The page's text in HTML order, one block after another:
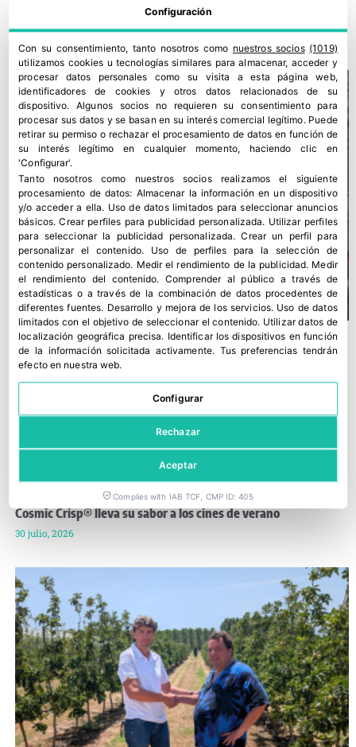
Asturiana de Fertilizantes defiende su continuidad en Avilés
30 julio, 2026
Cosmic Crisp® lleva su sabor a los cines de verano
30 julio, 2026
Configuración
Con su consentimiento, tanto nosotros como nuestros socios (1019)
utilizamos cookies u tecnologías similares para almacenar, acceder y
procesar datos personales como su visita a esta página web,
identificadores de cookies y otros datos relacionados de su
dispositivo. Algunos socios no requieren su consentimiento para
procesar sus datos y se basan en su interés comercial legítimo. Puede
retirar su permiso o rechazar el procesamiento de datos en función de
su interés legítimo en cualquier momento, haciendo clic en
'Configurar'.
Tanto nosotros como nuestros socios realizamos el siguiente
procesamiento de datos: Almacenar la información en un dispositivo
y/o acceder a ella. Uso de datos limitados para seleccionar anuncios
básicos.Crear perfiles para publicidad personalizada. Utilizar perfiles
para seleccionar la publicidad personalizada.Crear un perfil para
personalizar el contenido. Uso de perfiles para la selección de
contenido personalizado. Medir el rendimiento de la publicidad. Medir
el rendimiento del contenido.Comprender al público a través de
estadísticas o a través de la combinación de datos procedentes de
diferentes fuentes. Desarrollo y mejora de los servicios. Uso de datos
limitados con el objetivo de seleccionar el contenido. Utilizar datos de
localización geográfica precisa. Identificar los dispositivos en función
de la información solicitada activamente. Tus preferencias tendrán
efecto en nuestra web.
Configurar
Rechazar
Aceptar
Complies with IAB TCF, CMP ID: 405